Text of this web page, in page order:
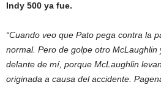
Indy 500 ya fue.
“Cuando veo que Pato pega contra la
normal. Pero de golpe otro McLaughlin
delante de mí, porque McLaughlin
originada a causa del accidente.